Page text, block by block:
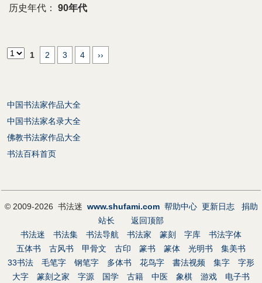
历史年代：
90年代
1 2 3 4 ››
中国书法家作品大全
中国书法家名录大全
佛教书法家作品大全
书法百科首页
© 2009-2026 书法迷 www.shufami.com 帮助中心 更新日志
捐助
站长
返回顶部
书法迷
书法集 书法导航 书法家 篆刻 字库
书法字体
五体书
古风书 甲骨文 古印 篆书 篆体 光明书
集美书
33书法
毛笔字 钢笔字 多体书 花鸟字 書法视频 集字
字形
大字
篆刻之家 字源 国学 古籍 中医 象棋 游戏 电子书